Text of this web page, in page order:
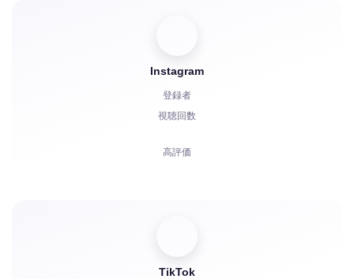
ボット起動
コメント
苦情
Instagram
登録者
視聴回数
高評価
TikTok